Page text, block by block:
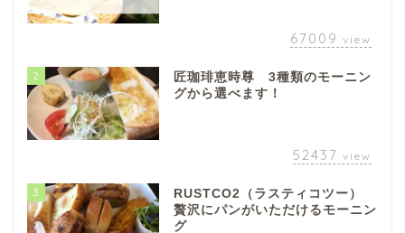
67009 view
2
匠珈琲恵時尊 3種類のモーニン
グから選べます！
52437 view
3
RUSTCO2（ラスティコツー）
贅沢にパンがいただけるモーニン
グ